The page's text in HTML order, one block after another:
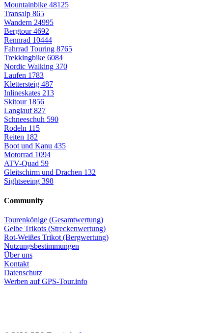
Mountainbike 48125
Transalp 865
Wandern 24995
Bergtour4692
Rennrad 10444
Fahrrad Touring 8765
Trekkingbike 6084
Nordic Walking 370
Laufen 1783
Klettersteig 487
Inlineskates 213
Skitour 1856
Langlauf827
Schneeschuh 590
Rodeln 115
Reiten 182
Boot und Kanu 435
Motorrad 1094
ATV-Quad 59
Gleitschirm und Drachen 132
Sightseeing 398
Community
Tourenkönige (Gesamtwertung)
Gelbe Trikots (Streckenwertung)
Rot-Weißes Trikot (Bergwertung)
Nutzungsbestimmungen
Über uns
Kontakt
Datenschutz
Werben auf GPS-Tour.info